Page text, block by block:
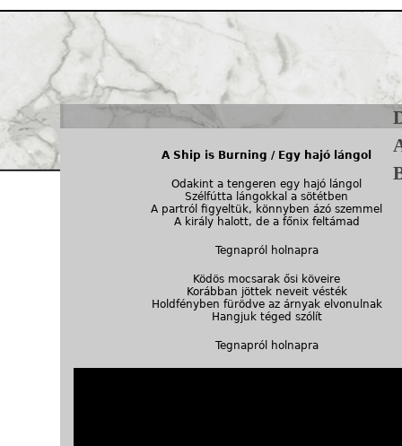
Jump to navigation
A Ship is Burning / Egy hajó lángol
Odakint a tengeren egy hajó lángol
Szélfútta lángokkal a sötétben
A partról figyeltük, könnyben ázó szemmel
A király halott, de a főnix feltámad
Tegnapról holnapra
Ködös mocsarak ősi köveire
Korábban jöttek neveit vésték
Holdfényben fürödve az árnyak elvonulnak
Hangjuk téged szólít
Tegnapról holnapra